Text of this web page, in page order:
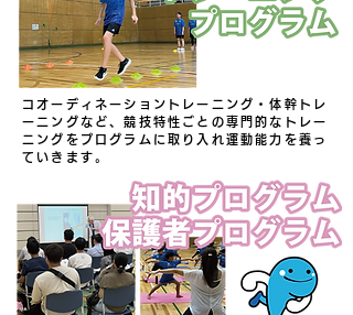
コオーディネーショントレーニング・体幹トレ
ーニングなど、競技特性ごとの専門的なトレー
ニングをプログラムに取り入れ運動能力を養っ
ていきます。